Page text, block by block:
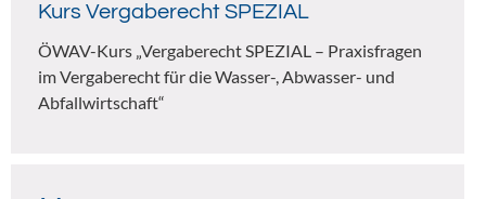
Kurs Vergaberecht SPEZIAL
ÖWAV-Kurs „Vergaberecht SPEZIAL – Praxisfragen
im Vergaberecht für die Wasser-, Abwasser- und
Abfallwirtschaft“